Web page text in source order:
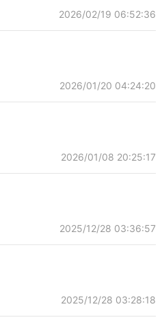
2026/02/19 06:52:36
2026/01/20 04:24:20
2026/01/08 20:25:17
2025/12/28 03:36:57
2025/12/28 03:28:18